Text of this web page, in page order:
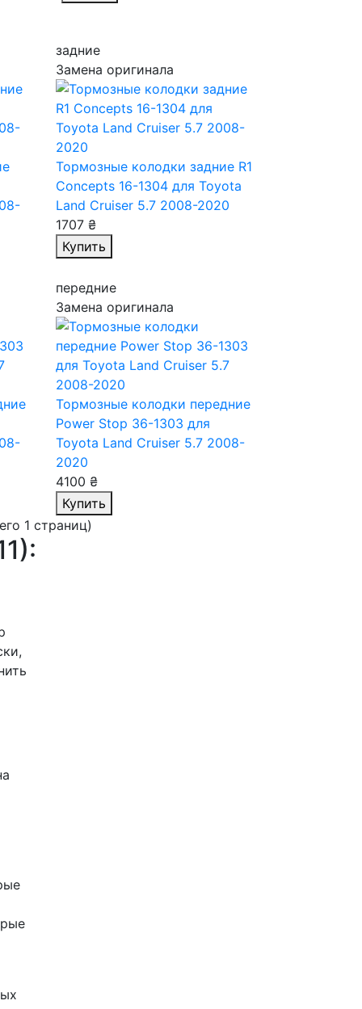
задние
Замена оригинала
Тормозные колодки задние R1
Concepts 16-1304 для Toyota
Land Cruiser 5.7 2008-2020
1707 ₴
Купить
передние
Замена оригинала
Тормозные колодки передние
Power Stop 36-1303 для
Toyota Land Cruiser 5.7 2008-
2020
4100 ₴
Купить
1 страниц)